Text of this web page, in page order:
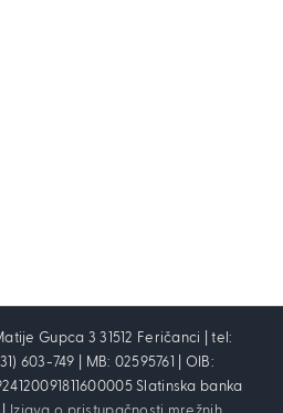
Gupca 3 31512 Feričanci | tel:
603-749 | MB: 02595761 | OIB:
Slatinska banka